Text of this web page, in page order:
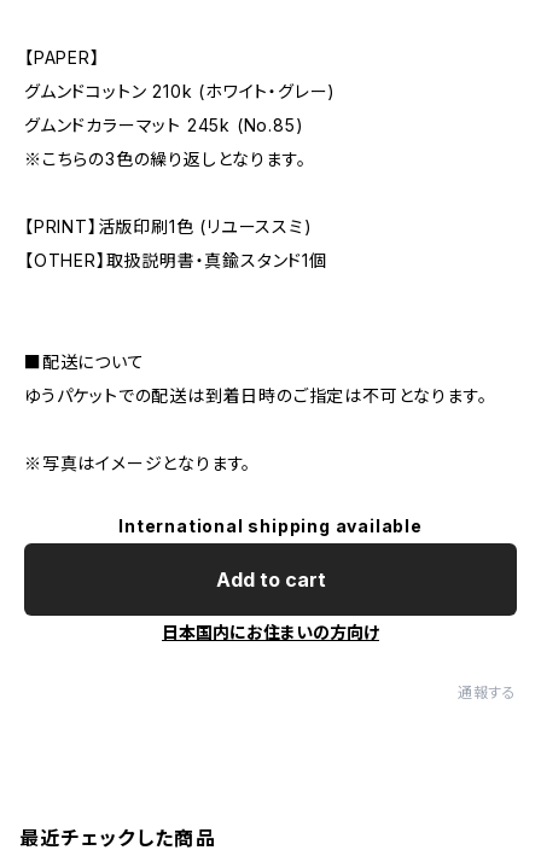
【PAPER】
グムンドコットン 210k (ホワイト・グレー)
グムンドカラーマット 245k (No.85)
※こちらの3色の繰り返しとなります。
【PRINT】活版印刷1色 (リユーススミ)
【OTHER】取扱説明書・真鍮スタンド1個
■配送について
ゆうパケットでの配送は到着日時のご指定は不可となります。
※写真はイメージとなります。
International shipping available
Add to cart
日本国内にお住まいの方向け
通報する
最近チェックした商品